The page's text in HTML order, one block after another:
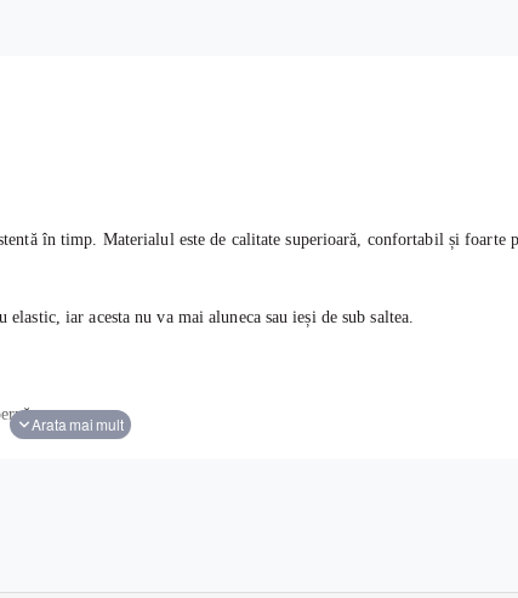
în timp. Materialul este de calitate superioară, confortabil și foarte
iar acesta nu va mai aluneca sau ieși de sub saltea.
;